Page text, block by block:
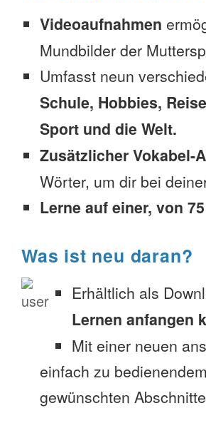
Videoaufnahmen
Mundbilder der
Umfasst neun
Schule, Hobbies,
Sport und die Welt.
Zusätzlicher Vokabel-
Wörter, um dir bei
Lerne auf einer, von
Was ist neu daran?
Erhältlich als
Lernen anfangen
Mit einer neuen
einfach zu
gewünschten